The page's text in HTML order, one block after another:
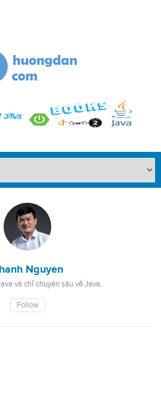
Nguyen
và chỉ chuyên sâu về Java.
Follow